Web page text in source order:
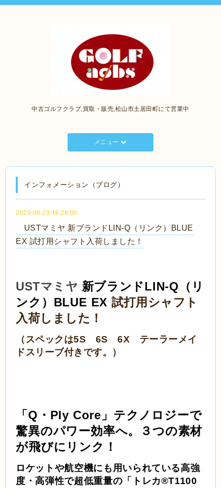
中古ゴルフクラブ,買取・販売,松山市土居田町にて営業中
メニュー
インフォメーション（ブログ）
2023-09-23 18:28:00
USTマミヤ 新ブランドLIN-Q（リンク）BLUE
EX 試打用シャフト入荷しました！
USTマミヤ 新ブランドLIN-Q（リ
ンク） BLUE EX 試打用シャフト
入荷しました！
（スペックは5S 6S 6X テーラーメイ
ドスリーブ付きです。）
「Q・Ply Core」テクノロジーで
驚異のパワー効率へ。３つの素材
が飛びにリンク！
ロケットや航空機にも用いられている高強
度・高弾性で超低重量の「トレカ®T1100